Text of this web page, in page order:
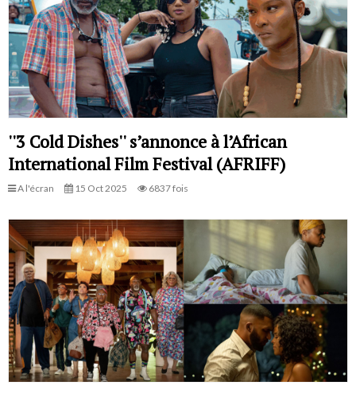
''3 Cold Dishes'' s’annonce à l’African
International Film Festival (AFRIFF)
A l'écran 15 Oct 2025 6837 fois